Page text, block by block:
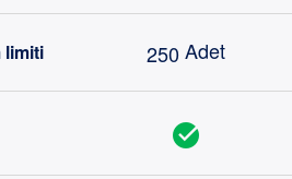
limiti 250Adet